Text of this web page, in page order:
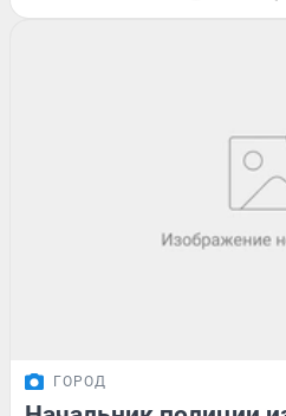
ГОРОД